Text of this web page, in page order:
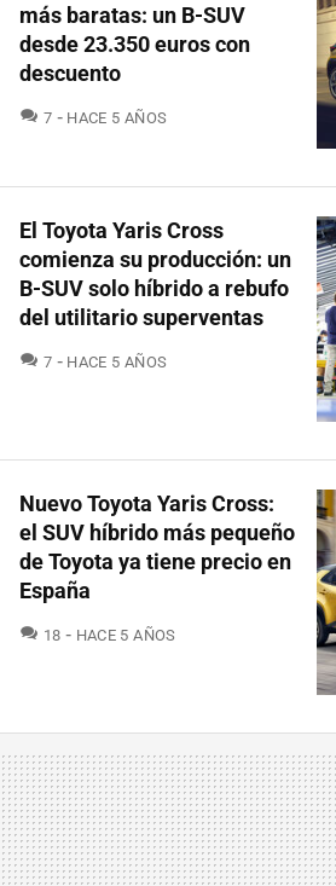
más baratas: un B-SUV
desde 23.350 euros con
descuento
7 COMENTARIOS
HACE 5 AÑOS
El Toyota Yaris Cross
comienza su producción: un
B-SUV solo híbrido a rebufo
del utilitario superventas
7 COMENTARIOS
HACE 5 AÑOS
Nuevo Toyota Yaris Cross:
el SUV híbrido más pequeño
de Toyota ya tiene precio en
España
18 COMENTARIOS
HACE 5 AÑOS